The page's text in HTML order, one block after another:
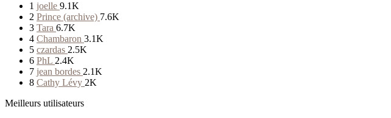
1 joelle 9.1K
2 Prince (archive) 7.6K
3 Tara 6.7K
4 Chambaron 3.1K
5 czardas 2.5K
6 PhL 2.4K
7 jean bordes 2.1K
8 Cathy Lévy 2K
Meilleurs utilisateurs